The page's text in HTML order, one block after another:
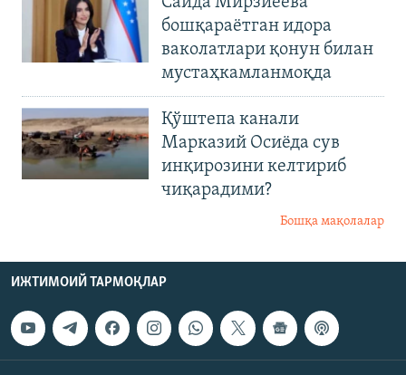
бошқараётган идора
ваколатлари қонун билан
мустаҳкамланмоқда
Қўштепа канали
Марказий Осиёда сув
инқирозини келтириб
чиқарадими?
Бошқа мақолалар
ИЖТИМОИЙ ТАРМОҚЛАР